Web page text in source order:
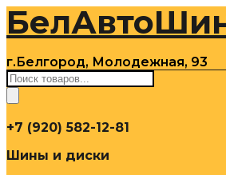
Перейти
содержимому
г.Белгород, Молодежная, 93
Поиск
товаров
+7 (920) 582-12-81
Шины и диски